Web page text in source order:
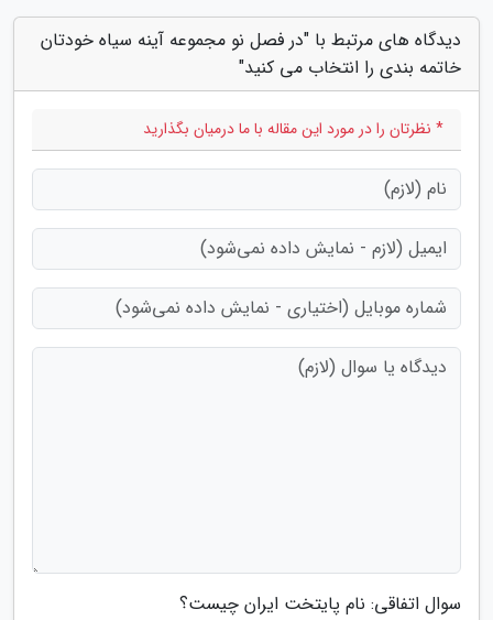
دیدگاه های مرتبط با "در فصل نو مجموعه آینه سیاه خودتان
خاتمه بندی را انتخاب می کنید"
* نظرتان را در مورد این مقاله با ما درمیان بگذارید
سوال اتفاقی: نام پایتخت ایران چیست؟